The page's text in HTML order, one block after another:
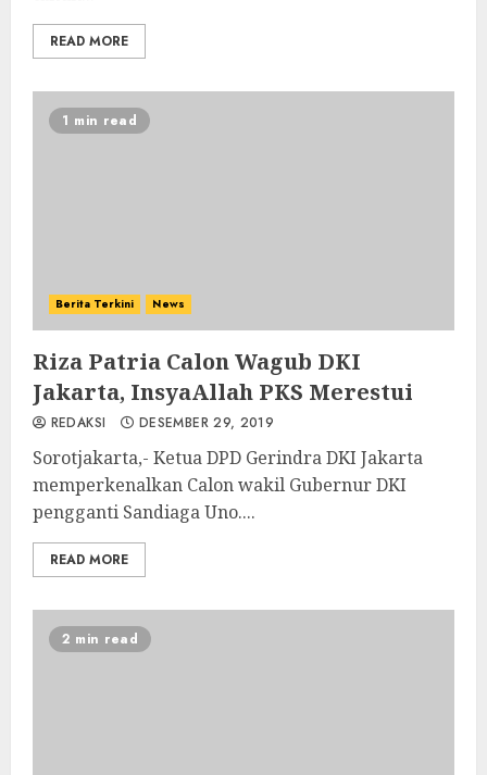
READ MORE
1 min read
Berita Terkini News
Riza Patria Calon Wagub DKI
Jakarta, InsyaAllah PKS Merestui
REDAKSI DESEMBER 29, 2019
Sorotjakarta,- Ketua DPD Gerindra DKI Jakarta
memperkenalkan Calon wakil Gubernur DKI
pengganti Sandiaga Uno....
READ MORE
2 min read